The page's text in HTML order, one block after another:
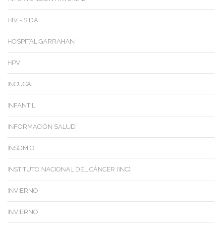
HIV - SIDA
HOSPITAL GARRAHAN
HPV
INCUCAI
INFANTIL
INFORMACIÓN SALUD
INSOMIO
INSTITUTO NACIONAL DEL CÁNCER (INC)
INVIERNO
INVIERNO